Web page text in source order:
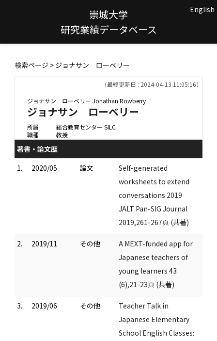
崇城大学
研究業績データベース
English
検索ページ > ジョナサン ローベリー
（最終更新日 : 2024-04-13 11:05:16）
ジョナサン ローベリー Jonathan Rowberry
ジョナサン ローベリー
所属
総合教育センター SILC
職種
教授
著書・論文歴
1.
2020/05 論文
Self-generated
worksheets to extend
conversations 2019
JALT Pan-SIG Journal
2019,261-267頁 (共著)
2. 2019/11 その他
A MEXT-funded app for
Japanese teachers of
young learners 43
(6),21-23頁 (共著)
3. 2019/06 その他
Teacher Talk in
Japanese Elementary
School English Classes: